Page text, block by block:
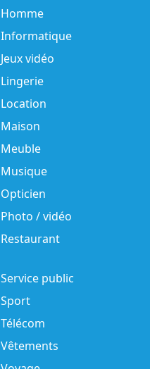
Homme
Informatique
Jeux vidéo
Lingerie
Location
Maison
Meuble
Musique
Opticien
Photo / vidéo
Restaurant
Service public
Sport
Télécom
Vêtements